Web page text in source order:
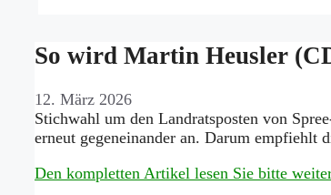
So wird Martin Heusler
12. März 2026
Stichwahl um den Landratsposten von
erneut gegeneinander an. Darum empfiehlt
Den kompletten Artikel lesen Sie bitte